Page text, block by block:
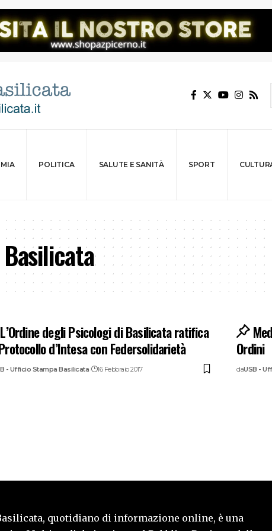
POLITICA SALUTE E SANITÀ SPORT
L’Ordine degli Psicologi di Basilicata ratifica
d’Intesa con Federsolidarietà
- Ufficio Stampa Basilicata 16 Febbraio 2017
Ordini
daUSB -
quotidiano di informazione online, è una